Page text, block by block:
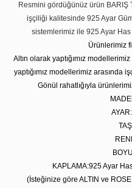
Resmini gördüğünüz ürün BARIŞ
işçiliği kalitesinde 925 Ayar
sistemlerimiz ile 925 Ayar
Ürünlerimiz
Altın olarak yaptığımız
yaptığımız modellerimiz arasında
Gönül rahatlığıyla
AYAR:
KAPLAMA:925 Ayar
(İsteğinize göre ALTIN ve